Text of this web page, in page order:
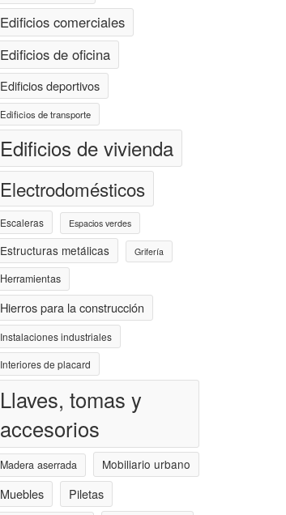
Edificios comerciales
Edificios de oficina
Edificios deportivos
Edificios de transporte
Edificios de vivienda
Electrodomésticos
Escaleras Espacios verdes
Estructuras metálicas Grifería
Herramientas
Hierros para la construcción
Instalaciones industriales
Interiores de placard
Llaves, tomas y
accesorios
Madera aserrada Mobiliario urbano
Muebles Piletas